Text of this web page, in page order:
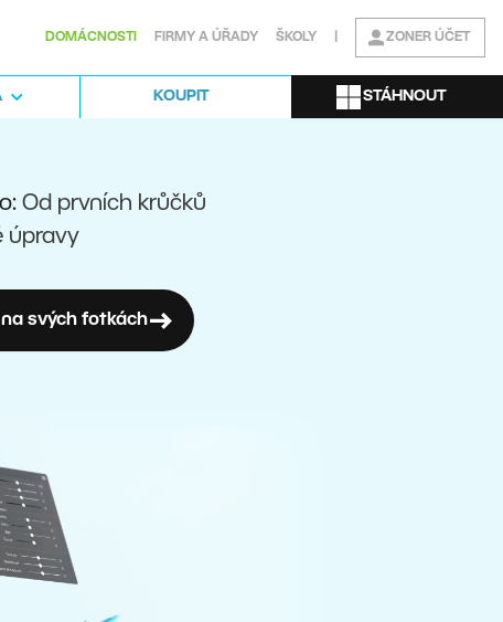
DOMÁCNOSTI FIRMY A ÚŘADY ŠKOLY ZONER ÚČET
KOUPIT STÁHNOUT
Od prvních krůčků
úpravy
svých fotkách